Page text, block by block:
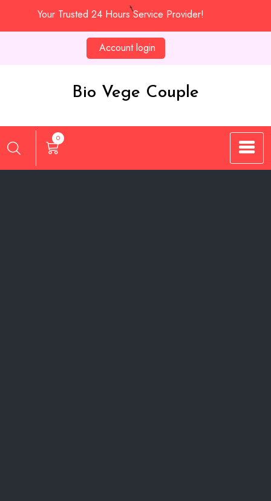
Your Trusted 24 Hours Service Provider!
Account login
Bio Vege Couple
0